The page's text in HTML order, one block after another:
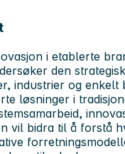
i etablerte
den
industrier og enkelt
løsninger i
vil bidra til å forstå